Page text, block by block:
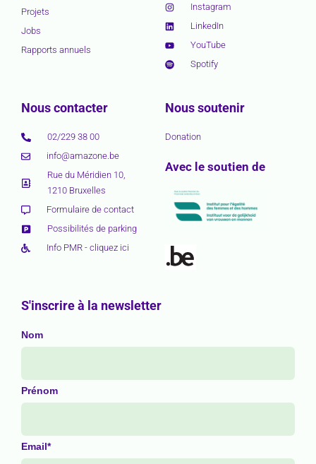
Projets
Jobs
Rapports annuels
Instagram
LinkedIn
YouTube
Spotify
Nous contacter
02/229 38 00
info@amazone.be
Rue du Méridien 10,
1210 Bruxelles
Formulaire de contact
Possibilités de parking
Info PMR - cliquez ici
Nous soutenir
Donation
Avec le soutien de
S'inscrire à la newsletter
Nom
Prénom
Email*